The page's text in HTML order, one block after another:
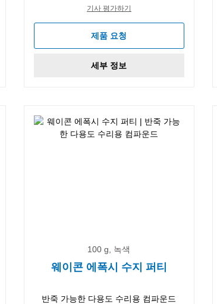
기사 평가하기
제품 요청
세부 정보
100 g, 녹색
웨이콘 에폭시 수지 퍼티
반죽 가능한 다용도 수리용 컴파운드